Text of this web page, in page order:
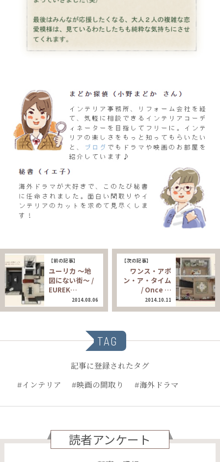
【前の記事】
ユーリカ ～地
図にない街～ /
EUREK…
2014.08.06
【次の記事】
ワンス・アポ
ン・ア・タイム
/ Once …
2014.10.11
TAG
記事に登録されたタグ
#インテリア
#映画の間取り #海外ドラマ
読者アンケート